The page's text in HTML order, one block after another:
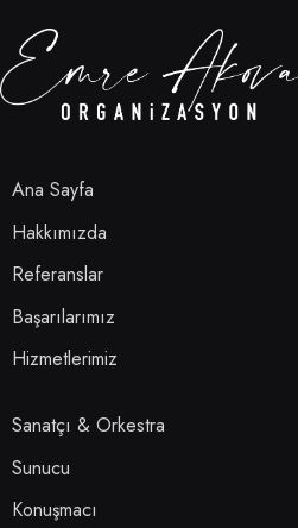
Ana Sayfa
Hakkımızda
Referanslar
Başarılarımız
Hizmetlerimiz
Sanatçı & Orkestra
Sunucu
Konuşmacı